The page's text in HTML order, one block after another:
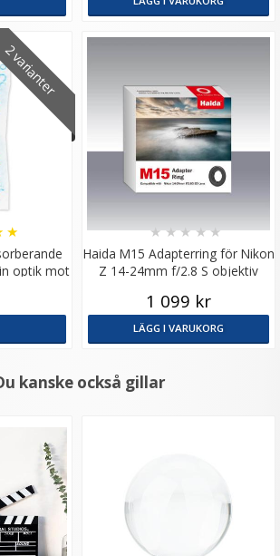
2 varianter
optik mot
★
Haida M15 Adapterring för Nikon
Z 14-24mm f/2.8 S objektiv
★★★★★
1 099 kr
LÄGG I VARUKORG
kanske också gillar